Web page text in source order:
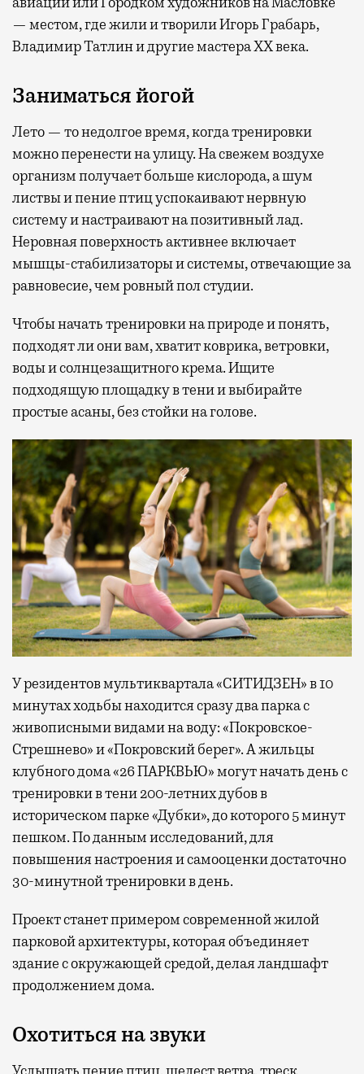
— местом, где жили и творили Игорь Грабарь,
Владимир Татлин и другие мастера XX века.
Заниматься йогой
Лето — то недолгое время, когда тренировки
можно перенести на улицу. На свежем воздухе
организм получает больше кислорода, а шум
листвы и пение птиц успокаивают нервную
систему и настраивают на позитивный лад.
Неровная поверхность активнее включает
мышцы-стабилизаторы и системы, отвечающие за
равновесие, чем ровный пол студии.
Чтобы начать тренировки на природе и понять,
подходят ли они вам, хватит коврика, ветровки,
воды и солнцезащитного крема. Ищите
подходящую площадку в тени и выбирайте
простые асаны, без стойки на голове.
У резидентов мультиквартала «СИТИДЗЕН» в 10
минутах ходьбы находится сразу два парка с
живописными видами на воду: «Покровское-
Стрешнево» и «Покровский берег». А жильцы
клубного дома «26 ПАРКВЬЮ» могут начать день с
тренировки в тени 200-летних дубов в
историческом парке «Дубки», до которого 5 минут
пешком. По данным исследований, для
повышения настроения и самооценки достаточно
30-минутной тренировки в день.
Проект станет примером современной жилой
парковой архитектуры, которая объединяет
здание с окружающей средой, делая ландшафт
продолжением дома.
Охотиться на звуки